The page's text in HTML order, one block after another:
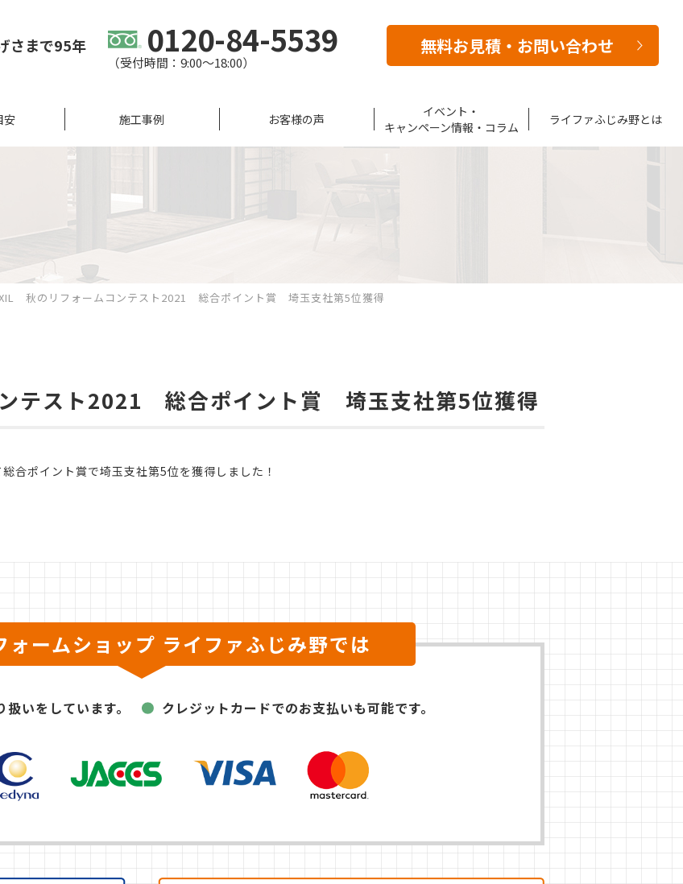
さまで95年 0120-84-5539
（受付時間：9:00〜18:00）
無料お見積・お問い合わせ
安 施工事例 お客様の声
イベント・
キャンペーン情報・コラム
ライファふじみ野とは
秋のリフォームコンテスト2021 総合ポイント賞 埼玉支社第5位獲得
テスト2021 総合ポイント賞 埼玉支社第5位獲得
ポイント賞で埼玉支社第5位を獲得しました！
ームショップ ライファふじみ野では
いをしています。 クレジットカードでのお支払いも可能です。